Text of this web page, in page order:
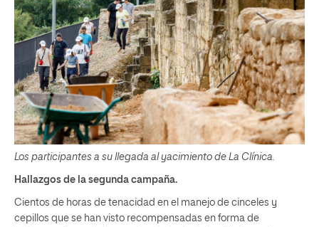
Los participantes a su llegada al yacimiento de La Clínica.
Hallazgos de la segunda campaña.
Cientos de horas de tenacidad en el manejo de cinceles y
cepillos que se han visto recompensadas en forma de